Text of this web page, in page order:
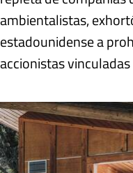
ambientalistas,
estadounidense a
accionistas